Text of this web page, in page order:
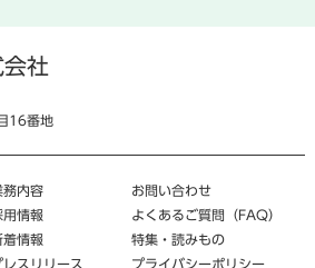
社
16番地
務内容
用情報
着情報
レスリリース
お問い合わせ
よくあるご質問（FAQ）
特集・読みもの
プライバシーポリシー